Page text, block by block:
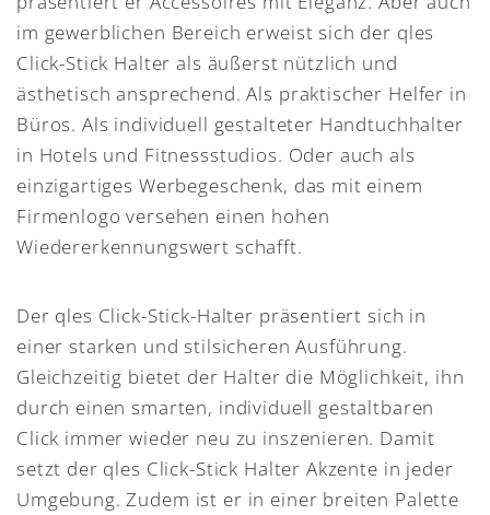
im gewerblichen Bereich erweist sich der qles
Click-Stick Halter als äußerst nützlich und
ästhetisch ansprechend. Als praktischer Helfer in
Büros. Als individuell gestalteter Handtuchhalter
in Hotels und Fitnessstudios. Oder auch als
einzigartiges Werbegeschenk, das mit einem
Firmenlogo versehen einen hohen
Wiedererkennungswert schafft.
Der qles Click-Stick-Halter präsentiert sich in
einer starken und stilsicheren Ausführung.
Gleichzeitig bietet der Halter die Möglichkeit, ihn
durch einen smarten, individuell gestaltbaren
Click immer wieder neu zu inszenieren. Damit
setzt der qles Click-Stick Halter Akzente in jeder
Umgebung. Zudem ist er in einer breiten Palette